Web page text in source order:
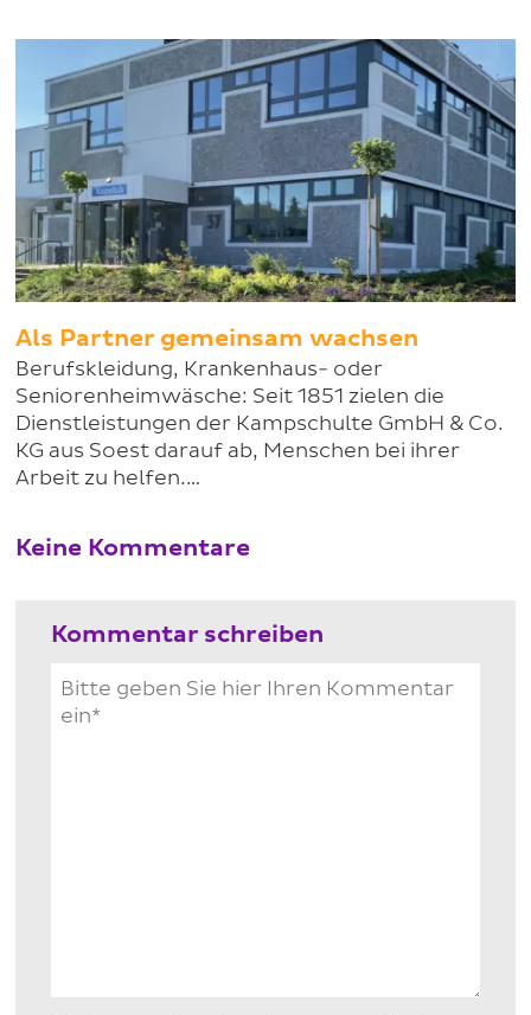
Als Partner gemeinsam wachsen
Berufskleidung, Krankenhaus- oder
Seniorenheimwäsche: Seit 1851 zielen die
Dienstleistungen der Kampschulte GmbH & Co.
KG aus Soest darauf ab, Menschen bei ihrer
Arbeit zu helfen.…
Keine Kommentare
Kommentar schreiben